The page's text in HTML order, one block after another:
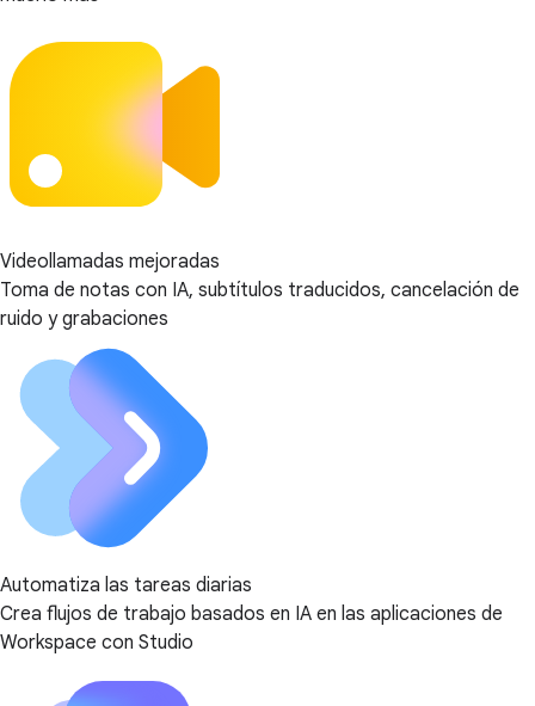
Videollamadas mejoradas
Toma de notas con IA, subtítulos traducidos, cancelación de
ruido y grabaciones
Automatiza las tareas diarias
Crea flujos de trabajo basados en IA en las aplicaciones de
Workspace con Studio